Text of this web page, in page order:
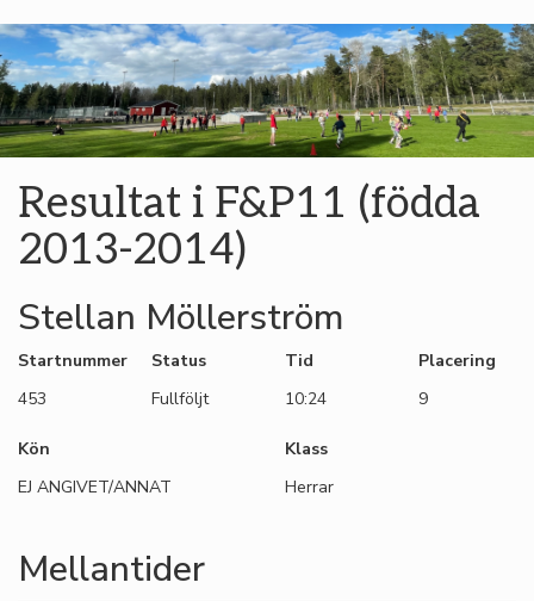
Resultat i F&P11 (födda
2013-2014)
Stellan Möllerström
Startnummer
453
Status
Fullföljt
Tid
10:24
Placering
9
Kön
EJ ANGIVET/ANNAT
Klass
Herrar
Mellantider